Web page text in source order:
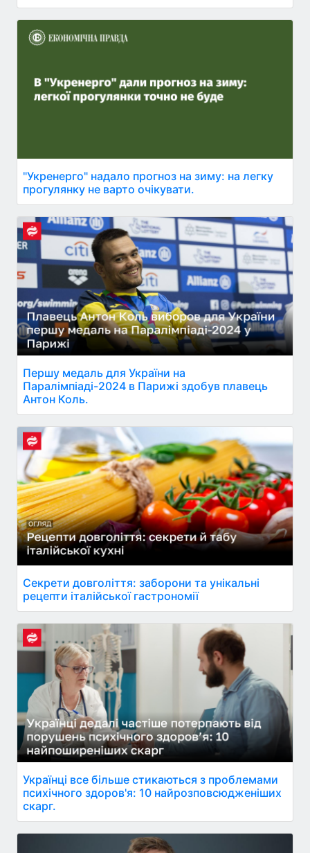
"Укренерго" надало прогноз на зиму: на легку
прогулянку не варто очікувати.
Першу медаль для України на
Паралімпіаді-2024 в Парижі здобув плавець
Антон Коль.
Секрети довголіття: заборони та унікальні
рецепти італійської гастрономії
Українці все більше стикаються з проблемами
психічного здоров'я: 10 найрозповсюдженіших
скарг.